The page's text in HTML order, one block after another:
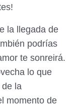
la llegada de
podrías
te sonreirá.
lo que
la
momento de